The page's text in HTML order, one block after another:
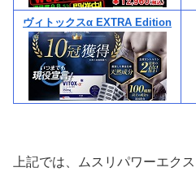
ヴィトックスα EXTRA Edition
上記では、ムスリパワーエク